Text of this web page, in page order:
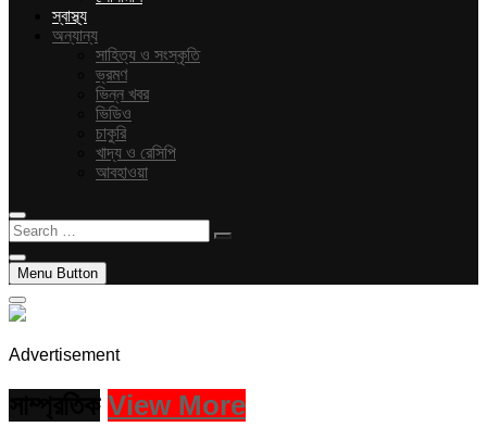
স্বাস্থ্য
অন্যান্য
সাহিত্য ও সংস্কৃতি
ভ্রমণ
ভিন্ন খবর
ভিডিও
চাকুরি
খাদ্য ও রেসিপি
আবহাওয়া
Search
…
Menu Button
Advertisement
View More